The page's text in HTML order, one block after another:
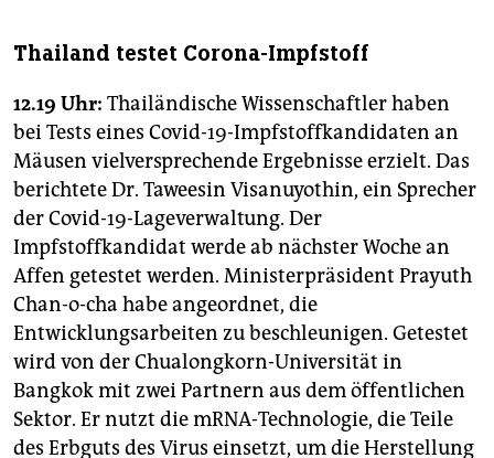
Thailand testet Corona-Impfstoff
12.19 Uhr: Thailändische Wissenschaftler haben
bei Tests eines Covid-19-Impfstoffkandidaten an
Mäusen vielversprechende Ergebnisse erzielt. Das
berichtete Dr. Taweesin Visanuyothin, ein Sprecher
der Covid-19-Lageverwaltung. Der
Impfstoffkandidat werde ab nächster Woche an
Affen getestet werden. Ministerpräsident Prayuth
Chan-o-cha habe angeordnet, die
Entwicklungsarbeiten zu beschleunigen. Getestet
wird von der Chualongkorn-Universität in
Bangkok mit zwei Partnern aus dem öffentlichen
Sektor. Er nutzt die mRNA-Technologie, die Teile
des Erbguts des Virus einsetzt, um die Herstellung